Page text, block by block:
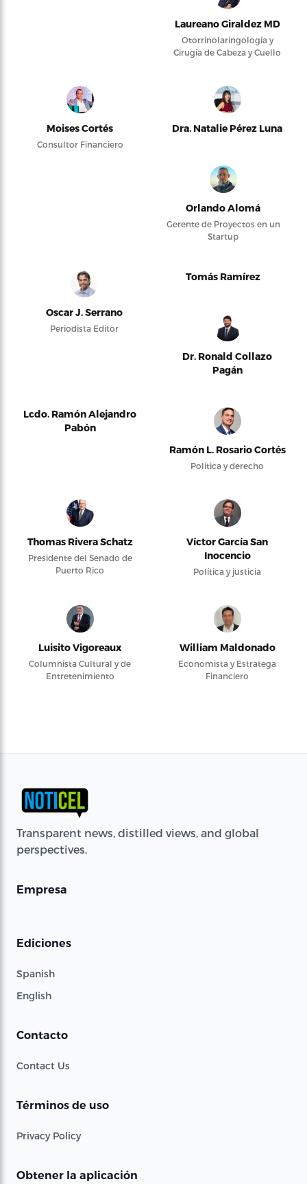
Laureano Giraldez MD
Otorrinolaringología y
Cirugía de Cabeza y Cuello
Moises Cortés
Consultor Financiero
Dra. Natalie Pérez Luna
Orlando Alomá
Gerente de Proyectos en un
Startup
Oscar J. Serrano
Periodista Editor
Tomás Ramírez
Dr. Ronald Collazo
Pagán
Lcdo. Ramón Alejandro
Pabón
Ramón L. Rosario Cortés
Política y derecho
Thomas Rivera Schatz
Presidente del Senado de
Puerto Rico
Víctor García San
Inocencio
Política y justicia
Luisito Vigoreaux
Columnista Cultural y de
Entretenimiento
William Maldonado
Economista y Estratega
Financiero
Transparent news, distilled views, and global
perspectives.
Empresa
Ediciones
Spanish
English
Contacto
Contact Us
Términos de uso
Privacy Policy
Obtener la aplicación